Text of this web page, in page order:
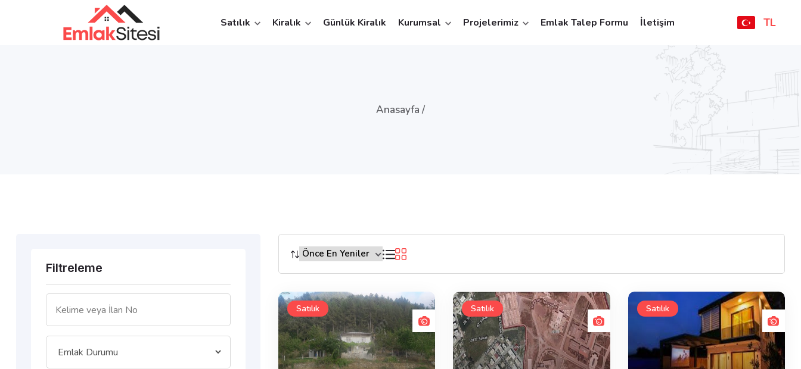
Satılık Kiralık Günlük Kiralık Kurumsal Projelerimiz Emlak Talep Formu İletişim TL
Anasayfa /
Filtreleme
Satılık Satılık Satılık